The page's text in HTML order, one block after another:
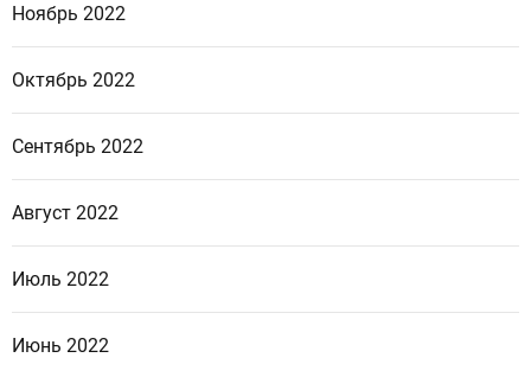
Ноябрь 2022
Октябрь 2022
Сентябрь 2022
Август 2022
Июль 2022
Июнь 2022